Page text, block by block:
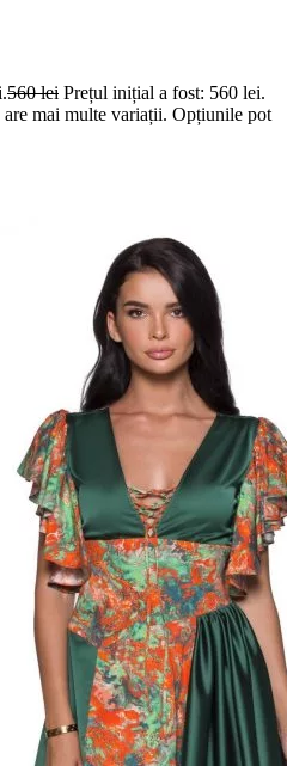
560lei Prețul inițial a fost: 560 lei.
are mai multe variații. Opțiunile pot